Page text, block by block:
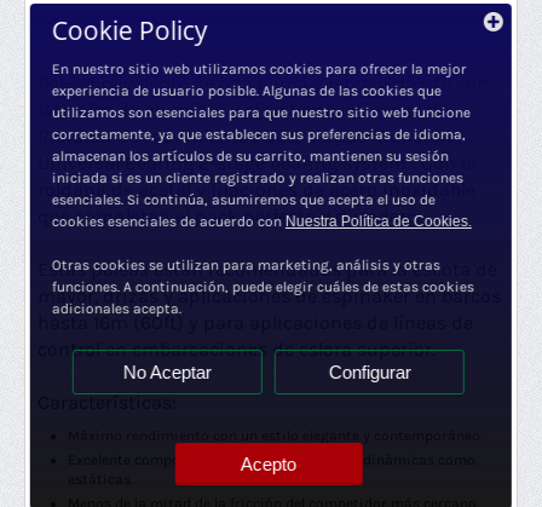
Descripción
Polea polivalente de alta gama y larga vida útil con
laterales de aluminio y el sistema universal de
Ronstan de rodamientos de 2 etapas "Ronstan
Universal Bearing 2-stage bearing system". Con la
roldana de acetal y fijaciones de acero inoxidable
que completan el pack perfecto y duradero.
Estas poleas están recomendadas para la escota de
mayor, drizas y aplicaciones de espinaker en barcos
hasta 16m (60ft) y para aplicaciones de líneas de
control en embarcaciones de eslora superior.
Características:
Excelente comportamiento tanto en cargas dinámicas como
Cookie Policy
En nuestro sitio web utilizamos cookies para ofrecer la mejor
experiencia de usuario posible. Algunas de las cookies que
utilizamos son esenciales para que nuestro sitio web funcione
correctamente, ya que establecen sus preferencias de idioma,
almacenan los artículos de su carrito, mantienen su sesión
iniciada si es un cliente registrado y realizan otras funciones
esenciales. Si continúa, asumiremos que acepta el uso de
cookies esenciales de acuerdo con Nuestra Política de Cookies.
Otras cookies se utilizan para marketing, análisis y otras
funciones. A continuación, puede elegir cuáles de estas cookies
adicionales acepta.
No Aceptar Configurar
Acepto